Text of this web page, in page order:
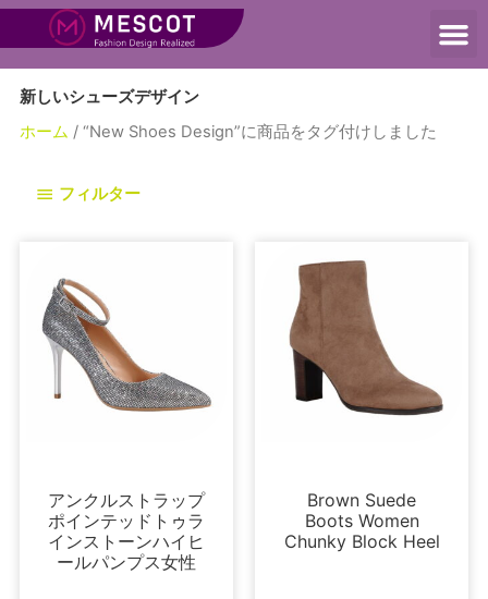
新しいシューズデザイン
ホーム / “New Shoes Design”に商品をタグ付けしました
フィルター
アンクルストラップ
ポインテッドトゥラ
インストーンハイヒ
ールパンプス女性
Brown Suede
Boots Women
Chunky Block Heel